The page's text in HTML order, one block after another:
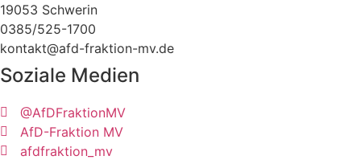
19053 Schwerin
0385/525-1700
kontakt@afd-fraktion-mv.de
Soziale Medien
@AfDFraktionMV
AfD-Fraktion MV
afdfraktion_mv